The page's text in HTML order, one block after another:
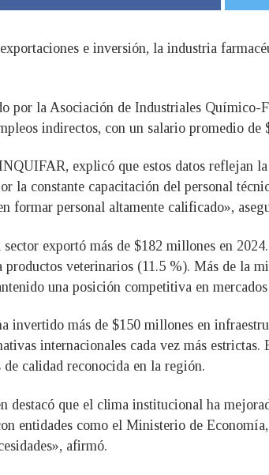
e inversión, la industria
por la Asociación de Industriales
indirectos, con un salario promedio
explicó que estos datos reflejan
la constante capacitación del personal
formar personal altamente calificado»,
exportó más de $182 millones en
veterinarios (11.5 %). Más de la
una posición competitiva en
invertido más de $150 millones en
internacionales cada vez más
calidad reconocida en la región.
destacó que el clima institucional ha
entidades como el Ministerio de
afirmó.